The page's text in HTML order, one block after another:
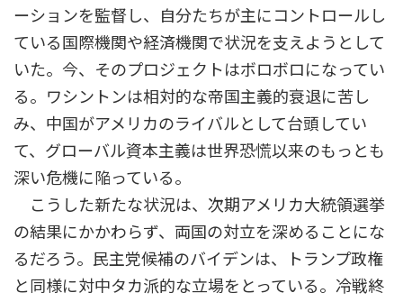
ーションを監督し、自分たちが主にコントロールし
ている国際機関や経済機関で状況を支えようとして
いた。今、そのプロジェクトはボロボロになってい
る。ワシントンは相対的な帝国主義的衰退に苦し
み、中国がアメリカのライバルとして台頭してい
て、グローバル資本主義は世界恐慌以来のもっとも
深い危機に陥っている。
こうした新たな状況は、次期アメリカ大統領選挙
の結果にかかわらず、両国の対立を深めることにな
るだろう。民主党候補のバイデンは、トランプ政権
と同様に対中タカ派的な立場をとっている。冷戦終